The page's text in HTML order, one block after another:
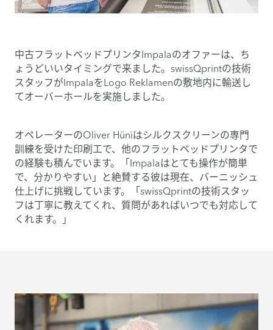
中古フラットベッドプリンタImpalaのオファーは、ち
ょうどいいタイミングで来ました。swissQprintの技術
スタッフがImpalaをLogo Reklamenの敷地内に輸送し
てオーバーホールを実施しました。
オペレーターのOliver Hüniはシルクスクリーンの専門
訓練を受けた印刷工で、他のフラットベッドプリンタで
の経験も積んでいます。「Impalaはとても操作が簡単
で、分かりやすい」と絶賛する彼は現在、バーニッシュ
仕上げに挑戦しています。「swissQprintの技術スタッ
フは丁寧に教えてくれ、質問があればいつでも対応して
くれます。」